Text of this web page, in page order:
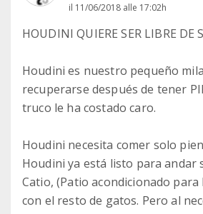
il 11/06/2018 alle 17:02h
HOUDINI QUIERE SER LIBRE DE
Houdini es nuestro pequeño
recuperarse después de tener
truco le ha costado caro.
Houdini necesita comer solo
Houdini ya está listo para andar
Catio, (Patio acondicionado
con el resto de gatos. Pero al